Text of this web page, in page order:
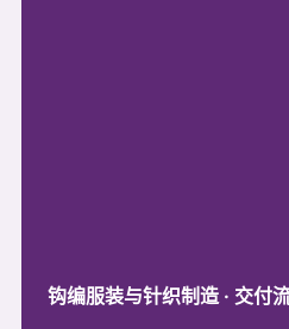
钩编服装与针织制造 · 交付